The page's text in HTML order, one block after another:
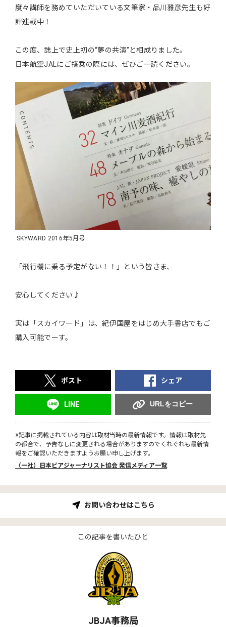
度々講師を務めていただいている文筆家・品川雅彦先生も好
評連載中！
この度、誌上で史上初の“夢の共演”と相成りました。
日本航空JALにご搭乗の際には、ぜひご一読ください。
SKYWARD 2016年5月号
「飛行機に乗る予定がない！！」という皆さま、
安心してください♪
実は「スカイワード」は、紀伊国屋をはじめ大手書店でもご
購入可能でーす。
ポスト シェア
LINE URLをコピー
※記事に掲載されている内容は取材当時の最新情報です。情報は取材先
の都合で、予告なしに変更される場合がありますのでくれぐれも最新情
報をご確認いただきますようお願い申し上げます。
（一社）日本ビアジャーナリスト協会 発信メディア一覧
お問い合わせはこちら
この記事を書いたひと
JBJA事務局